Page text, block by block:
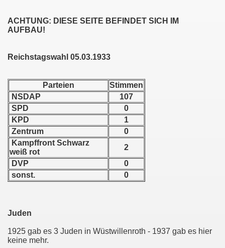
ACHTUNG: DIESE SEITE BEFINDET SICH IM
AUFBAU!
Reichstagswahl 05.03.1933
Parteien
Stimmen
NSDAP
107
SPD
0
KPD
1
Zentrum
0
Kampffront Schwarz
weiß rot
2
DVP
0
sonst.
0
Juden
1925 gab es 3 Juden in Wüstwillenroth - 1937 gab es hier
keine mehr.